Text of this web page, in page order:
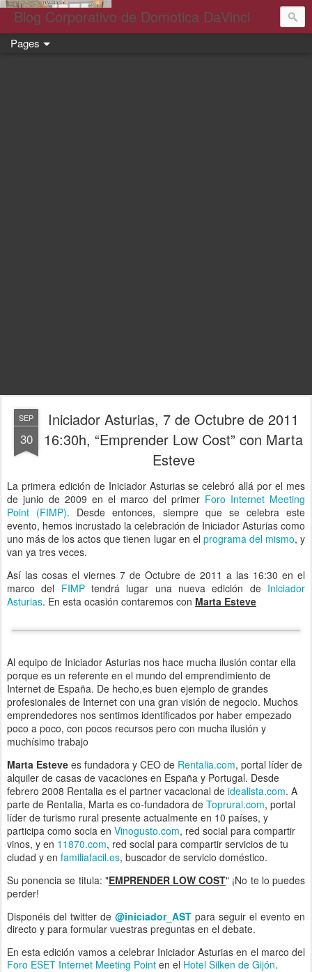
Blog Corporativo de Domotica DaVinci
Pages
SEP
30
Iniciador Asturias, 7 de Octubre de 2011
16:30h, “Emprender Low Cost” con Marta
Esteve
La primera edición de Iniciador Asturias se celebró allá por el mes
de junio de 2009 en el marco del primer Foro Internet Meeting
Point (FIMP). Desde entonces, siempre que se celebra este
evento, hemos incrustado la celebración de Iniciador Asturias como
uno más de los actos que tienen lugar en el programa del mismo, y
van ya tres veces.
Así las cosas el viernes 7 de Octubre de 2011 a las 16:30 en el
marco del FIMPtendrá lugar una nueva edición de Iniciador
Asturias. En esta ocasión contaremos con Marta Esteve
Al equipo de Iniciador Asturias nos hace mucha ilusión contar ella
porque es un referente en el mundo del emprendimiento de
Internet de España. De hecho,es buen ejemplo de grandes
profesionales de Internet con una gran visión de negocio. Muchos
emprendedores nos sentimos identificados por haber empezado
poco a poco, con pocos recursos pero con mucha ilusión y
muchísimo trabajo
Marta Esteve es fundadora y CEO de Rentalia.com, portal líder de
alquiler de casas de vacaciones en España y Portugal. Desde
febrero 2008 Rentalia es el partner vacacional de idealista.com. A
parte de Rentalia, Marta es co-fundadora de Toprural.com, portal
líder de turismo rural presente actualmente en 10 países, y
participa como socia en Vinogusto.com, red social para compartir
vinos, y en 11870.com, red social para compartir servicios de tu
ciudad y en familiafacil.es, buscador de servicio doméstico.
Su ponencia se titula: "EMPRENDER LOW COST" ¡No te lo puedes
perder!
Disponéis del twitter de @iniciador_AST para seguir el evento en
directo y para formular vuestras preguntas en el debate.
En esta edición vamos a celebrar Iniciador Asturias en el marco del
Foro ESET Internet Meeting Point en el Hotel Silken de Gijón.